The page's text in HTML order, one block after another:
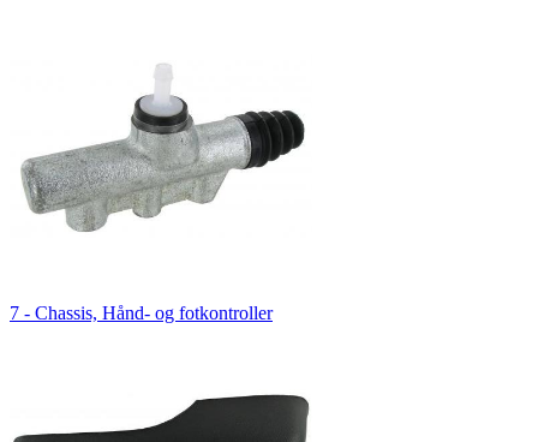
7 - Chassis, Hånd- og fotkontroller